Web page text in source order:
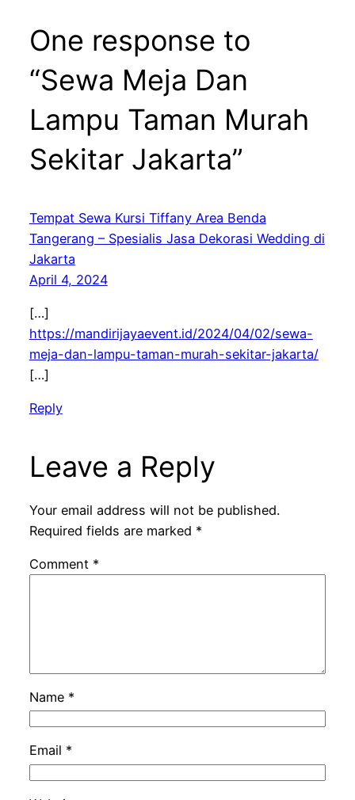
One response to
“Sewa Meja Dan
Lampu Taman Murah
Sekitar Jakarta”
Tempat Sewa Kursi Tiffany Area Benda
Tangerang – Spesialis Jasa Dekorasi Wedding di
Jakarta
April 4, 2024
[…]
https://mandirijayaevent.id/2024/04/02/sewa-
meja-dan-lampu-taman-murah-sekitar-jakarta/
[…]
Reply
Leave a Reply
Your email address will not be published.
Required fields are marked *
Comment *
Name *
Email *